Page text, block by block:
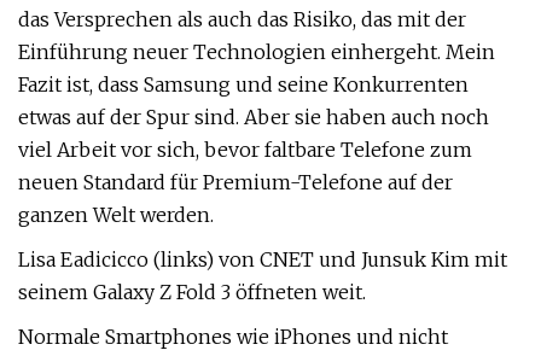
das Versprechen als auch das Risiko, das mit der
Einführung neuer Technologien einhergeht. Mein
Fazit ist, dass Samsung und seine Konkurrenten
etwas auf der Spur sind. Aber sie haben auch noch
viel Arbeit vor sich, bevor faltbare Telefone zum
neuen Standard für Premium-Telefone auf der
ganzen Welt werden.
Lisa Eadicicco (links) von CNET und Junsuk Kim mit
seinem Galaxy Z Fold 3 öffneten weit.
Normale Smartphones wie iPhones und nicht